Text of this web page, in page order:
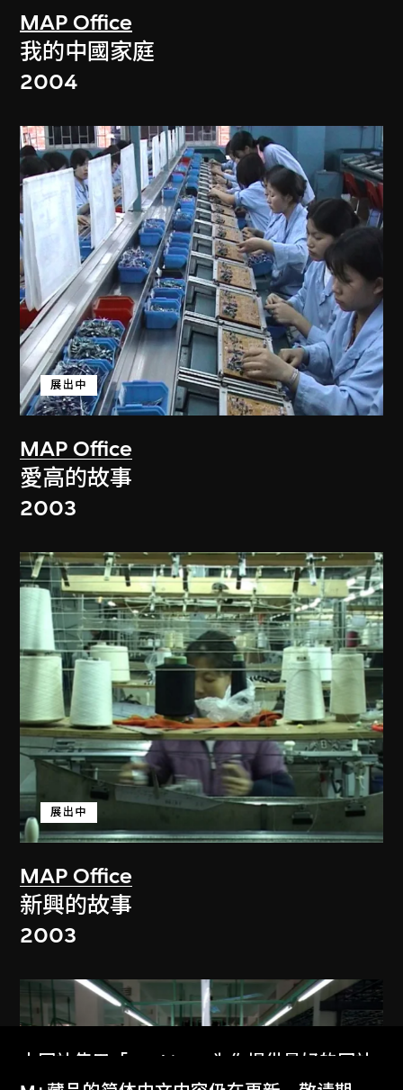
MAP Office
我的中國家庭
2004
MAP Office
展出中
愛高的故事
2003
MAP Office
展出中
新興的故事
2003
本网站使用「Cookies」为你提供最好的网站